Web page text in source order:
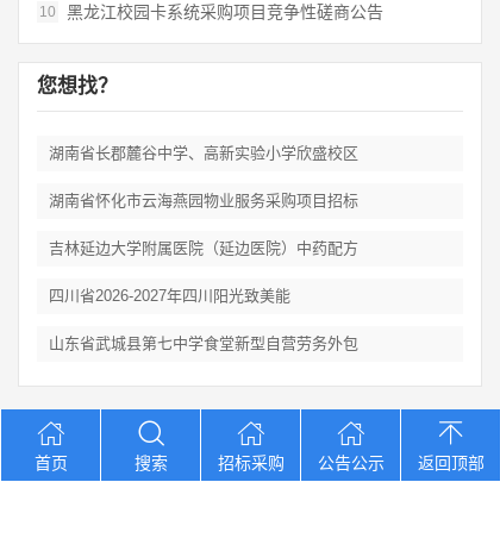
10 黑龙江校园卡系统采购项目竞争性磋商公告
您想找？
湖南省长郡麓谷中学、高新实验小学欣盛校区
湖南省怀化市云海燕园物业服务采购项目招标
吉林延边大学附属医院（延边医院）中药配方
四川省2026‑2027年四川阳光致美能
山东省武城县第七中学食堂新型自营劳务外包
Copyright © 2012-2026 中招招标网 版权所有 网站备案号：京
ICP备2023026371号-2
首页 搜索 招标采购 公告公示 返回顶部